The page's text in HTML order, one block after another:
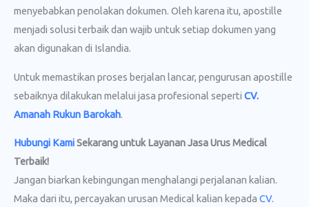
menyebabkan penolakan dokumen. Oleh karena itu, apostille
menjadi solusi terbaik dan wajib untuk setiap dokumen yang
akan digunakan di Islandia.
Untuk memastikan proses berjalan lancar, pengurusan apostille
sebaiknya dilakukan melalui jasa profesional seperti CV.
Amanah Rukun Barokah.
Hubungi KamiSekarang untuk Layanan Jasa Urus Medical
Terbaik!
Jangan biarkan kebingungan menghalangi perjalanan kalian.
Maka dari itu, percayakan urusan Medical kalian kepada CV.